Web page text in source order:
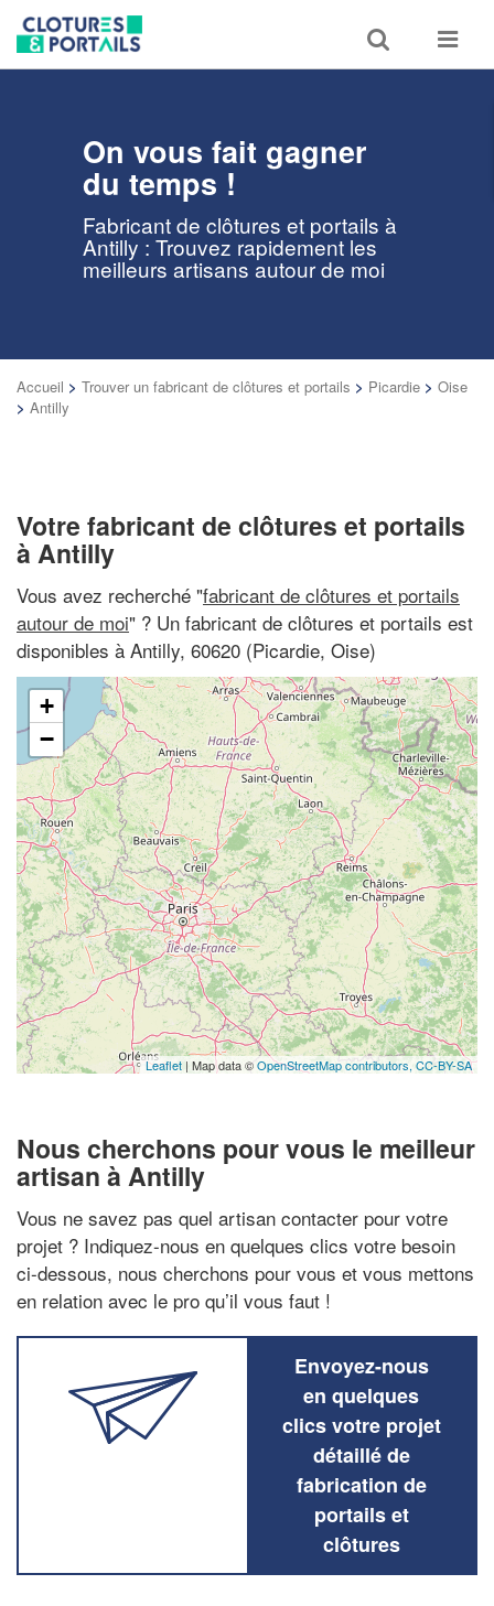
Toggle
search
Toggle
On vous fait gagner
du temps !
Fabricant de clôtures et portails à
Antilly : Trouvez rapidement les
meilleurs artisans autour de moi
Accueil > Trouver un fabricant de clôtures et portails > Picardie > Oise
> Antilly
Votre fabricant de clôtures et portails
à Antilly
Vous avez recherché "fabricant de clôtures et portails
autour de moi" ? Un fabricant de clôtures et portails est
disponibles à Antilly, 60620 (Picardie, Oise)
+
−
Leaflet | Map data ©OpenStreetMap contributors, CC-BY-SA
Nous cherchons pour vous le meilleur
artisan à Antilly
Vous ne savez pas quel artisan contacter pour votre
projet ? Indiquez-nous en quelques clics votre besoin
ci-dessous, nous cherchons pour vous et vous mettons
en relation avec le pro qu’il vous faut !
Envoyez-nous
en quelques
clics votre projet
détaillé de
fabrication de
portails et
clôtures